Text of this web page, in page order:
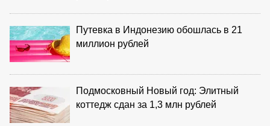
Путевка в Индонезию обошлась в 21
миллион рублей
Подмосковный Новый год: Элитный
коттедж сдан за 1,3 млн рублей